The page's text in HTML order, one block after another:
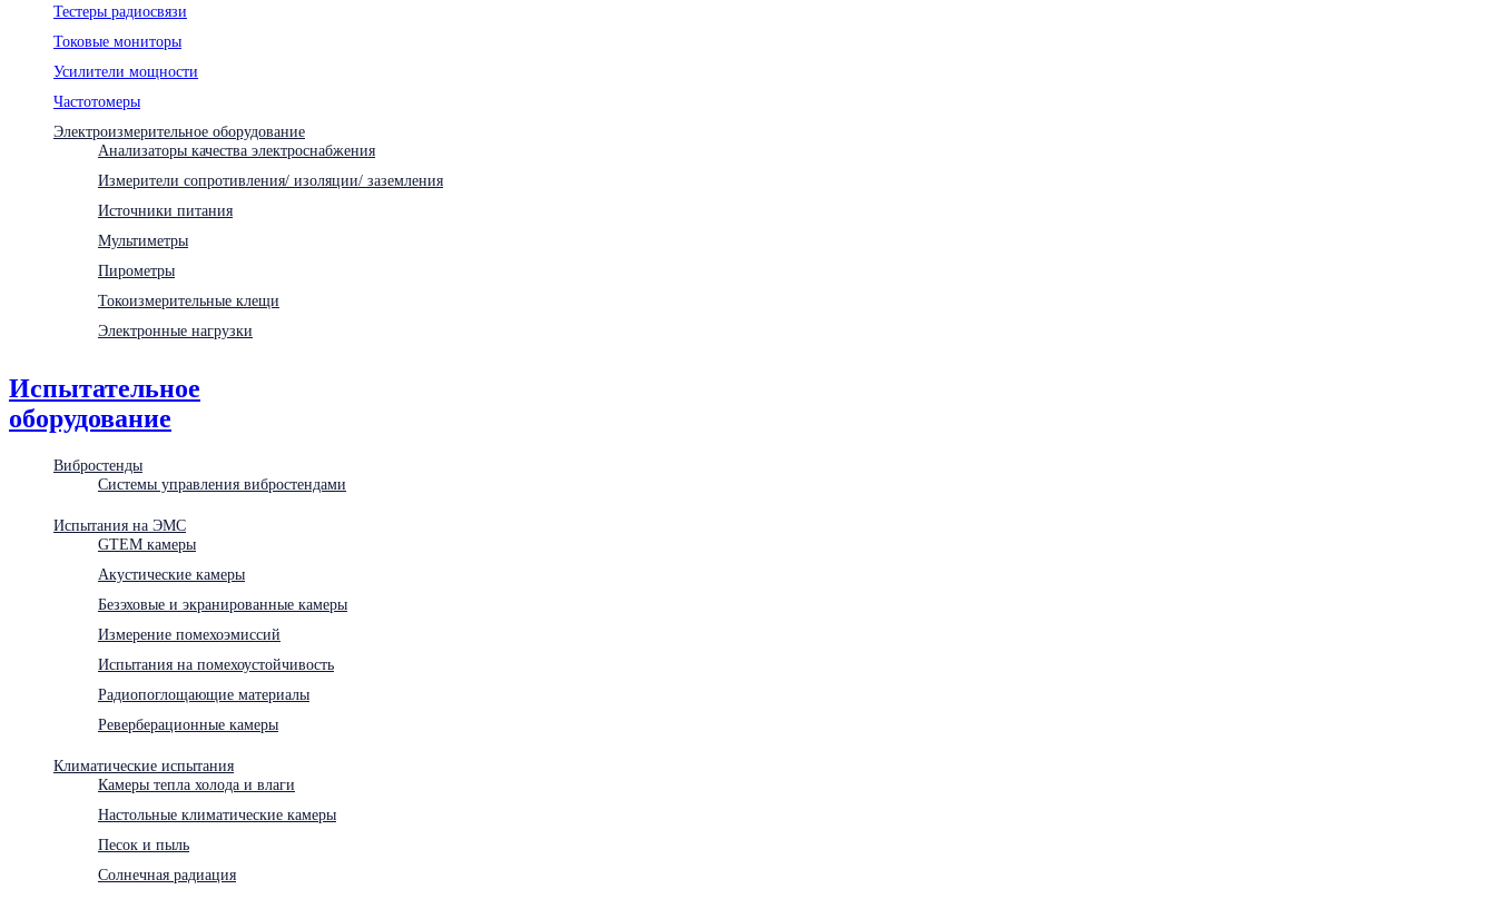
Тестеры радиосвязи
Токовые мониторы
Усилители мощности
Частотомеры
Электроизмерительное оборудование
Анализаторы качества электроснабжения
Измерители сопротивления/ изоляции/ заземления
Источники питания
Мультиметры
Пирометры
Токоизмерительные клещи
Электронные нагрузки
Испытательное
оборудование
Вибростенды
Системы управления вибростендами
Испытания на ЭМС
GTEM камеры
Акустические камеры
Безэховые и экранированные камеры
Измерение помехоэмиссий
Испытания на помехоустойчивость
Радиопоглощающие материалы
Реверберационные камеры
Климатические испытания
Камеры тепла холода и влаги
Настольные климатические камеры
Песок и пыль
Солнечная радиация